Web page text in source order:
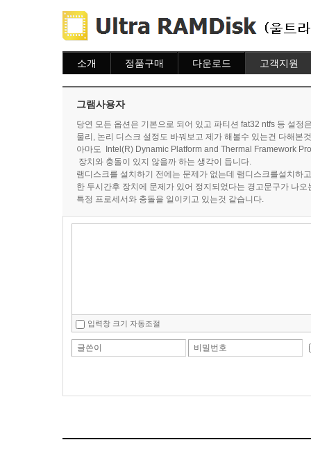
소개 정품구매 다운로드 고객지원
그램사용자
당연 모든 옵션은 기본으로 되어 있고 파티션 fat32 ntfs 등 설정
물리, 논리 디스크 설정도 바꿔보고 제가 해볼수 있는건 다해본
아마도 Intel(R) Dynamic Platform and Thermal Framework
장치와 충돌이 있지 않을까 하는 생각이 듭니다.
램디스크를 설치하기 전에는 문제가 없는데 램디스크를설치하
한 두시간후 장치에 문제가 있어 정지되었다는 경고문구가 나
특정 프로세서와 충돌을 일이키고 있는것 같습니다.
입력창 크기 자동조절
글쓴이 비밀번호